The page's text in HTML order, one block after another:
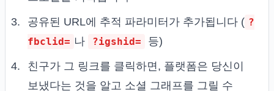
공유된 URL에 추적 파라미터가 추가됩니다 ( ?
fbclid= 나 ?igshid= 등)
친구가 그 링크를 클릭하면, 플랫폼은 당신이
보냈다는 것을 알고 소셜 그래프를 그릴 수